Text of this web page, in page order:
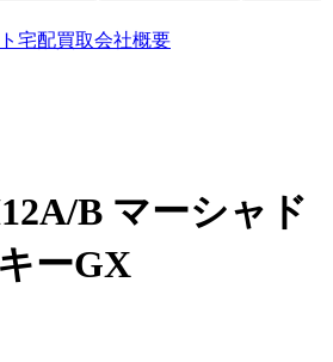
宅配買取会社概要
B マーシャド
ーGX